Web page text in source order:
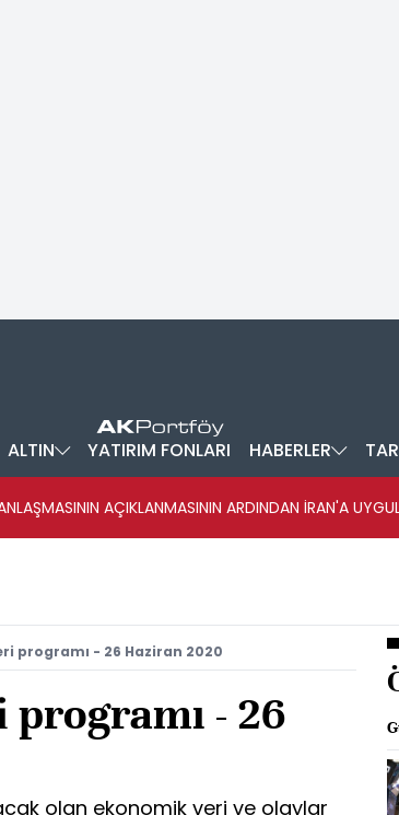
ALTIN YATIRIM FONLARI HABERLER
AÇIKLANMASININ ARDINDAN İRAN'A
programı - 26 Haziran 2020
- 26
olan ekonomik veri ve olaylar